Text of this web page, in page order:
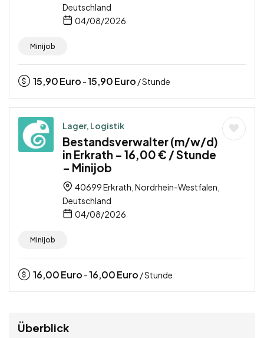
Deutschland
04/08/2026
Minijob
15,90Euro -15,90Euro / Stunde
Lager, Logistik
Bestandsverwalter (m/w/d)
in Erkrath – 16,00 € / Stunde
– Minijob
40699 Erkrath, Nordrhein-Westfalen,
Deutschland
04/08/2026
Minijob
16,00Euro -16,00Euro / Stunde
Überblick